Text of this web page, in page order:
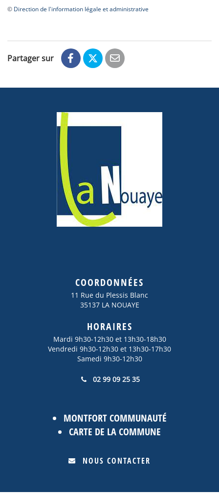
© Direction de l'information légale et administrative
Partager sur
COORDONNÉES
11 Rue du Plessis Blanc
35137 LA NOUAYE
HORAIRES
Mardi 9h30-12h30 et 13h30-18h30
Vendredi 9h30-12h30 et 13h30-17h30
Samedi 9h30-12h30
02 99 09 25 35
MONTFORT COMMUNAUTÉ
CARTE DE LA COMMUNE
NOUS CONTACTER